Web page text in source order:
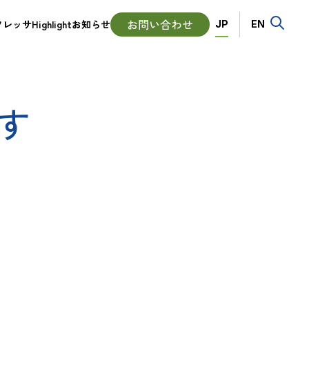
レッサHighlightお知らせ お問い合わせ Language
JP EN